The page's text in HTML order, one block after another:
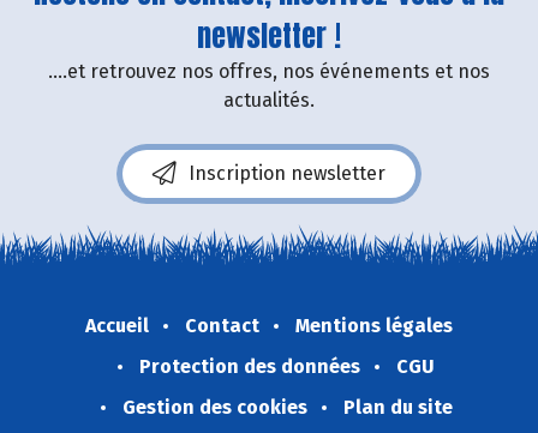
newsletter !
....et retrouvez nos offres, nos événements et nos
actualités.
Inscription newsletter
Accueil Contact
Mentions légales
Protection des données
CGU
Gestion des cookies
Plan du site